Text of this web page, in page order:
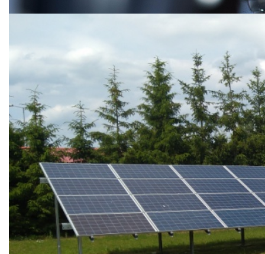
Płukanie sieci wodociągowej
Płukanie sieci wodociągowej będzie przeprowadzane zgodnie